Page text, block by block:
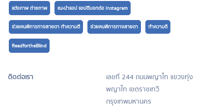
แต่งภาพ ถ่ายถาพ แนะนำแอป แอปดีบอกต่อ Instagram
ช่วยคนพิการทางสายตา ทำความดี ช่วยคนพิการทางสายตา ทำความดี
ReadfortheBlind
ติดต่อเรา
เลขที่ 244 ถนนพญาไท แขวงทุ่ง
พญาไท เขตราชเทวี
กรุงเทพมหานคร